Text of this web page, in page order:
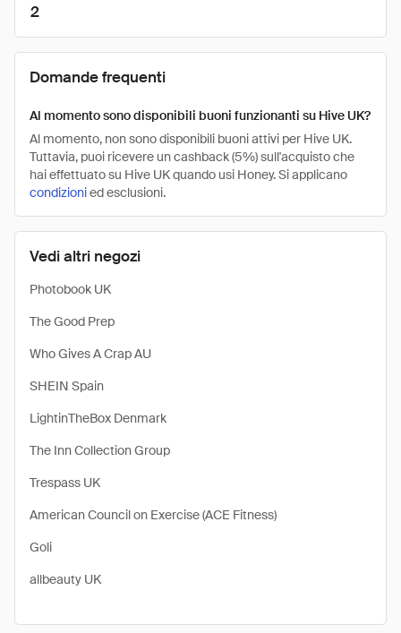
Vedi altri negozi
Photobook UK
The Good Prep
Who Gives A Crap AU
SHEIN Spain
LightinTheBox Denmark
The Inn Collection Group
Trespass UK
American Council on Exercise (ACE Fitness)
Goli
allbeauty UK
2
Domande frequenti
Al momento sono disponibili buoni funzionanti su Hive UK?
Al momento, non sono disponibili buoni attivi per Hive UK.
Tuttavia, puoi ricevere un cashback (5%) sull'acquisto che
hai effettuato su Hive UK quando usi Honey. Si applicano
condizionied esclusioni.